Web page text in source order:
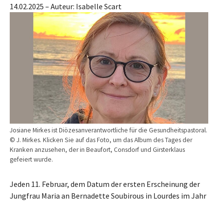
Josiane Mirkes ist Diözesanverantwortliche für die Gesundheitspastoral.
© J. Mirkes. Klicken Sie auf das Foto, um das Album des Tages der
Kranken anzusehen, der in Beaufort, Consdorf und Girsterklaus
gefeiert wurde.
14.02.2025 – Auteur: Isabelle Scart
Jeden 11. Februar, dem Datum der ersten Erscheinung der
Jungfrau Maria an Bernadette Soubirous in Lourdes im Jahr